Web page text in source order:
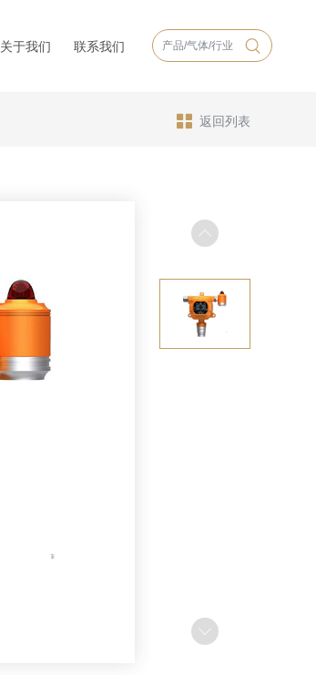
关于我们 联系我们
返回列表